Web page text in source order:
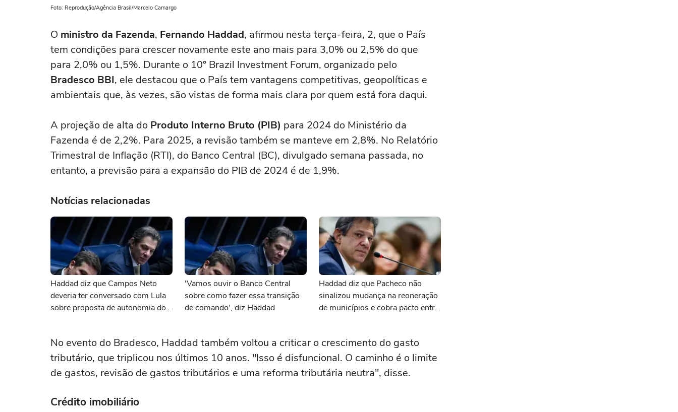
Foto: Reprodução/Agência Brasil/Marcelo Camargo
O ministro da Fazenda, Fernando Haddad, afirmou nesta terça-feira, 2, que o País
tem condições para crescer novamente este ano mais para 3,0% ou 2,5% do que
para 2,0% ou 1,5%. Durante o 10º Brazil Investment Forum, organizado pelo
Bradesco BBI, ele destacou que o País tem vantagens competitivas, geopolíticas e
ambientais que, às vezes, são vistas de forma mais clara por quem está fora daqui.
A projeção de alta do Produto Interno Bruto (PIB) para 2024 do Ministério da
Fazenda é de 2,2%. Para 2025, a revisão também se manteve em 2,8%. No Relatório
Trimestral de Inflação (RTI), do Banco Central (BC), divulgado semana passada, no
entanto, a previsão para a expansão do PIB de 2024 é de 1,9%.
Notícias relacionadas
Haddad diz que Campos Neto
deveria ter conversado com Lula
sobre proposta de autonomia do
'Vamos ouvir o Banco Central
sobre como fazer essa transição
de comando', diz Haddad
Haddad diz que Pacheco não
sinalizou mudança na reoneração
de municípios e cobra pacto entre
No evento do Bradesco, Haddad também voltou a criticar o crescimento do gasto
tributário, que triplicou nos últimos 10 anos. "Isso é disfuncional. O caminho é o limite
de gastos, revisão de gastos tributários e uma reforma tributária neutra", disse.
Crédito imobiliário